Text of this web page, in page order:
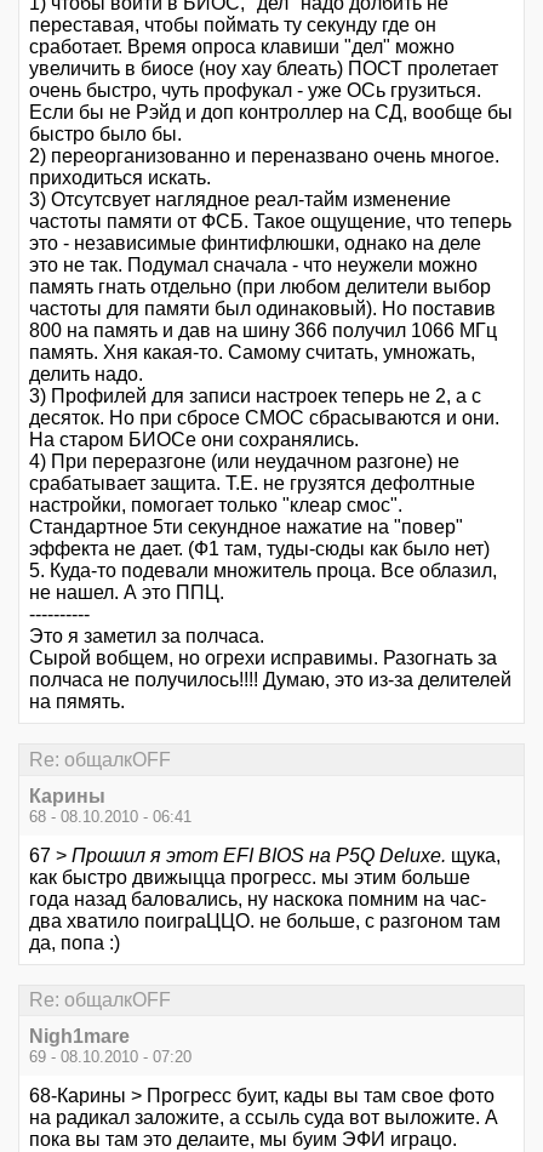
переставая, чтобы поймать ту секунду где он
сработает. Время опроса клавиши "дел" можно
увеличить в биосе (ноу хау блеать) ПОСТ пролетает
очень быстро, чуть профукал - уже ОСь грузиться.
Если бы не Рэйд и доп контроллер на СД, вообще бы
быстро было бы.
2) переорганизованно и переназвано очень многое.
приходиться искать.
3) Отсутсвует наглядное реал-тайм изменение
частоты памяти от ФСБ. Такое ощущение, что теперь
это - независимые финтифлюшки, однако на деле
это не так. Подумал сначала - что неужели можно
память гнать отдельно (при любом делители выбор
частоты для памяти был одинаковый). Но поставив
800 на память и дав на шину 366 получил 1066 МГц
память. Хня какая-то. Самому считать, умножать,
делить надо.
3) Профилей для записи настроек теперь не 2, а с
десяток. Но при сбросе СМОС сбрасываются и они.
На старом БИОСе они сохранялись.
4) При переразгоне (или неудачном разгоне) не
срабатывает защита. Т.Е. не грузятся дефолтные
настройки, помогает только "клеар смос".
Стандартное 5ти секундное нажатие на "повер"
эффекта не дает. (Ф1 там, туды-сюды как было нет)
5. Куда-то подевали множитель проца. Все облазил,
не нашел. А это ППЦ.
----------
Это я заметил за полчаса.
Сырой вобщем, но огрехи исправимы. Разогнать за
полчаса не получилось!!!! Думаю, это из-за делителей
на пямять.
Re: общалкOFF
Карины
68 - 08.10.2010 - 06:41
67 > Прошил я этот EFI BIOS на P5Q Deluxe. щука,
как быстро движыцца прогресс. мы этим больше
года назад баловались, ну наскока помним на час-
два хватило поиграЦЦО. не больше, с разгоном там
да, попа :)
Re: общалкOFF
Nigh1mare
69 - 08.10.2010 - 07:20
68-Карины > Прогресс буит, кады вы там свое фото
на радикал заложите, а ссыль суда вот выложите. А
пока вы там это делаите, мы буим ЭФИ играцо.